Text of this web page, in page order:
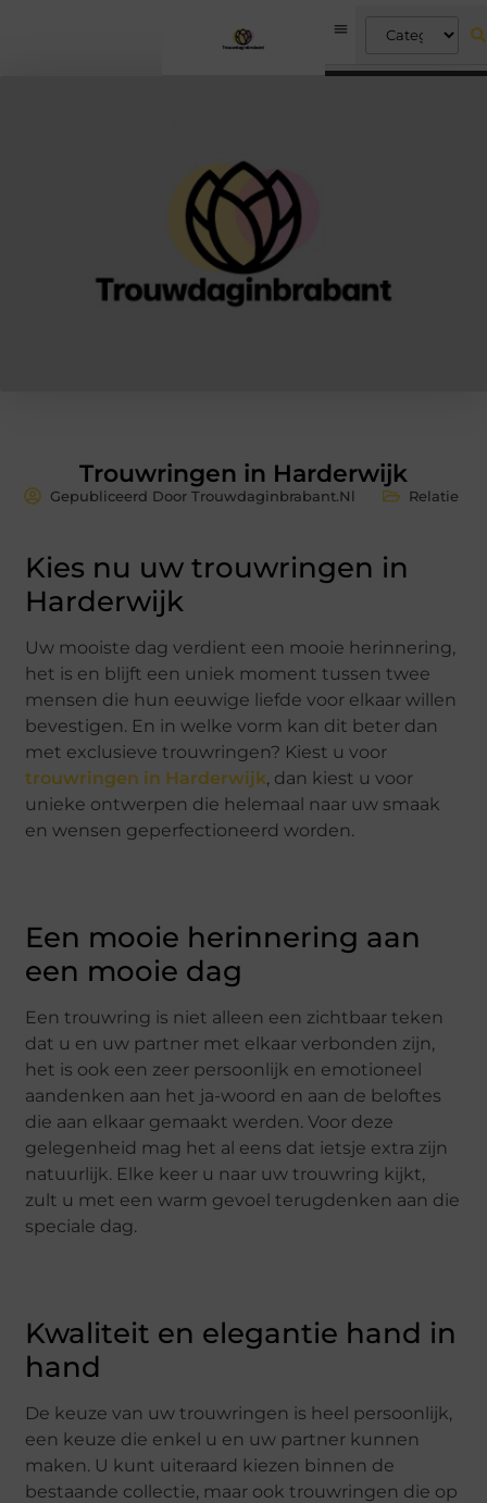
Trouwringen in Harderwijk
Gepubliceerd Door Trouwdaginbrabant.nl Relatie
Kies nu uw trouwringen in
Harderwijk
Uw mooiste dag verdient een mooie herinnering,
het is en blijft een uniek moment tussen twee
mensen die hun eeuwige liefde voor elkaar willen
bevestigen. En in welke vorm kan dit beter dan
met exclusieve trouwringen? Kiest u voor
trouwringen in Harderwijk, dan kiest u voor
unieke ontwerpen die helemaal naar uw smaak
en wensen geperfectioneerd worden.
Een mooie herinnering aan
een mooie dag
Een trouwring is niet alleen een zichtbaar teken
dat u en uw partner met elkaar verbonden zijn,
het is ook een zeer persoonlijk en emotioneel
aandenken aan het ja-woord en aan de beloftes
die aan elkaar gemaakt werden. Voor deze
gelegenheid mag het al eens dat ietsje extra zijn
natuurlijk. Elke keer u naar uw trouwring kijkt,
zult u met een warm gevoel terugdenken aan die
speciale dag.
Kwaliteit en elegantie hand in
hand
De keuze van uw trouwringen is heel persoonlijk,
een keuze die enkel u en uw partner kunnen
maken. U kunt uiteraard kiezen binnen de
bestaande collectie, maar ook trouwringen die op